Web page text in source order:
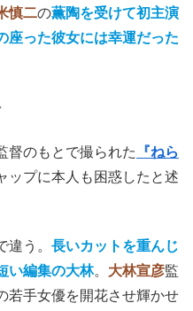
慎二の薫陶を受けて初主演
座った彼女には幸運だった
督のもとで撮られた
『ねら
ップに本人も困惑したと述
う。 長いカットを重んじ
い編集の大林。 大林宣彦監
若手女優を開花させ輝かせ